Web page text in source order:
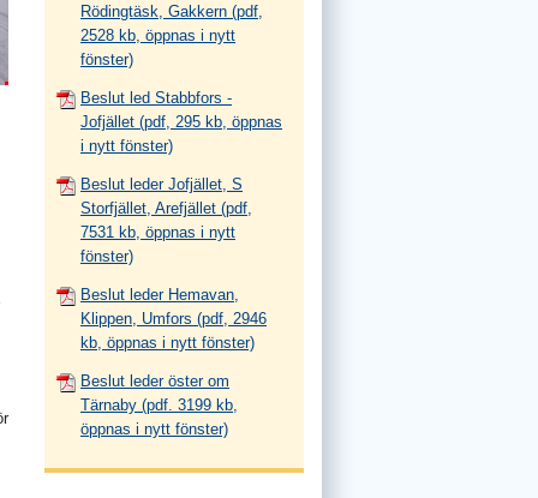
Rödingtäsk, Gakkern (pdf,
2528 kb, öppnas i nytt
fönster)
Beslut led Stabbfors -
Jofjället (pdf, 295 kb, öppnas
i nytt fönster)
Beslut leder Jofjället, S
Storfjället, Arefjället (pdf,
7531 kb, öppnas i nytt
fönster)
Beslut leder Hemavan,
Klippen, Umfors (pdf, 2946
kb, öppnas i nytt fönster)
Beslut leder öster om
Tärnaby (pdf. 3199 kb,
öppnas i nytt fönster)